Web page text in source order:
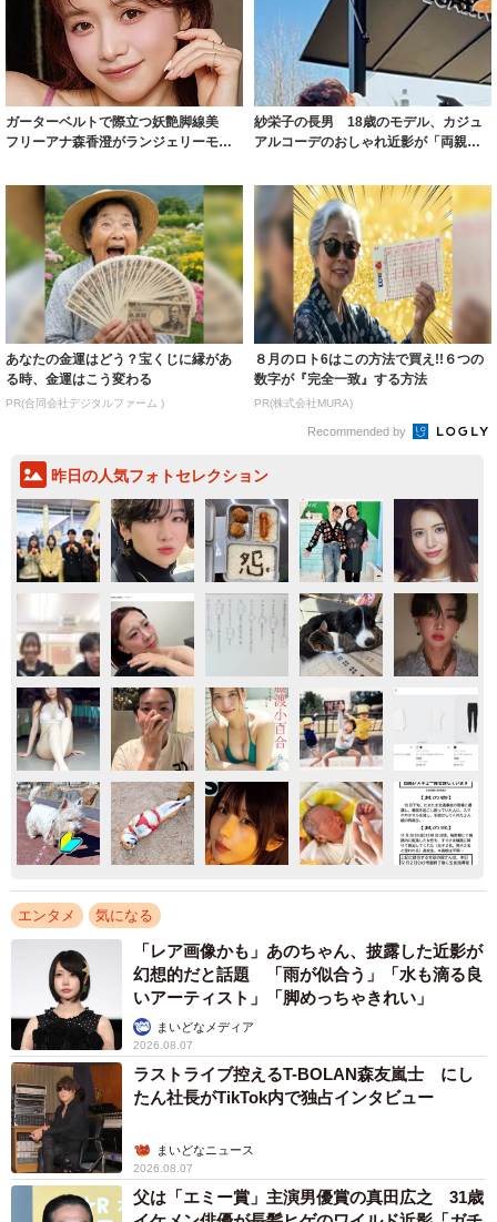
ガーターベルトで際立つ妖艶脚線美
フリーアナ森香澄がランジェリーモデ
紗栄子の長男 18歳のモデル、カジュ
アルコーデのおしゃれ近影が「両親の
あなたの金運はどう？宝くじに縁があ
る時、金運はこう変わる
PR(合同会社デジタルファーム )
８月のロト6はこの方法で買え!!６つの
数字が『完全一致』する方法
PR(株式会社MURA)
Recommended by
昨日の人気フォトセレクション
エンタメ 気になる
「レア画像かも」あのちゃん、披露した近影が
幻想的だと話題 「雨が似合う」「水も滴る良
いアーティスト」「脚めっちゃきれい」
まいどなメディア
2026.08.07
ラストライブ控えるT-BOLAN森友嵐士 にし
たん社長がTikTok内で独占インタビュー
まいどなニュース
2026.08.07
父は「エミー賞」主演男優賞の真田広之 31歳